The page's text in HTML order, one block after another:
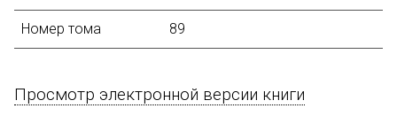
Номер тома 89
Просмотр электронной версии книги